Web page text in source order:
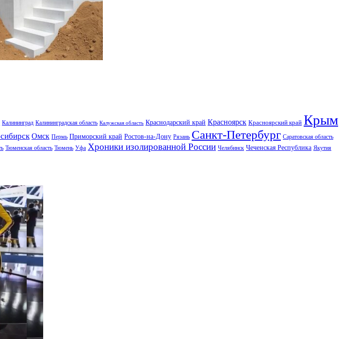
Калининград Калининградская область Калужская область Краснодарский край Красноярск Красноярский край Крым
Омск Пермь Приморский край Ростов-на-Дону Рязань Санкт-Петербург Саратовская область
Тюменская область Тюмень Уфа Хроники изолированной России Челябинск Чеченская Республика Якутия